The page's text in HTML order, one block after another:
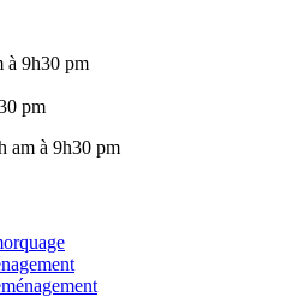
à 9h30 pm
pm
am à 9h30 pm